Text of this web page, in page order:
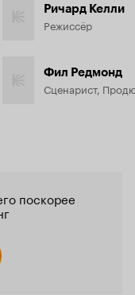
Ричард Келли
Режиссёр
Фил Редмонд
Сценарист,
поскорее